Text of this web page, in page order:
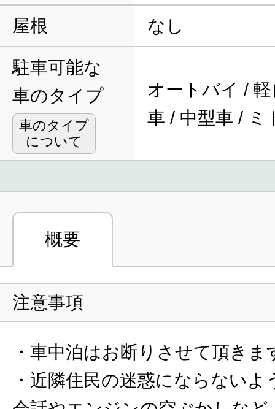
屋根 なし
駐車可能な
車のタイプ
車のタイプ
について
オートバイ /
車 / 中型車 / ミ
概要
注意事項
・車中泊はお断りさせて頂きま
・近隣住民の迷惑にならないよ